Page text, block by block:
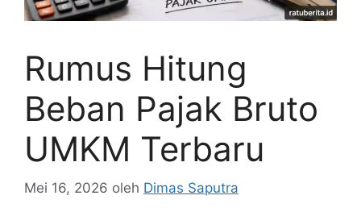
Rumus Hitung
Beban Pajak Bruto
UMKM Terbaru
Mei 16, 2026 oleh Dimas Saputra